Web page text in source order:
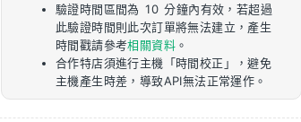
驗證時間區間為 10 分鐘內有效，若超過
此驗證時間則此次訂單將無法建立，產生
時間戳請參考相關資料 。
合作特店須進行主機「時間校正」，避免
主機產生時差，導致API無法正常運作。